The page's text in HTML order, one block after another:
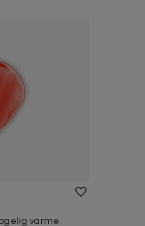
varme.